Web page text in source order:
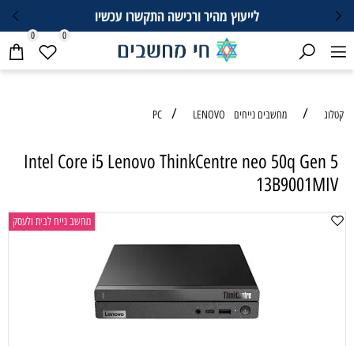
לייעוץ מהיר ורכישה התקשרו עכשיו
0 0
קטלוג / מחשבים נייחים PC / LENOVO
Intel Core i5 Lenovo ThinkCentre neo 50q Gen 5
13B9001MIV
מחשב נייח לבית ולעסק